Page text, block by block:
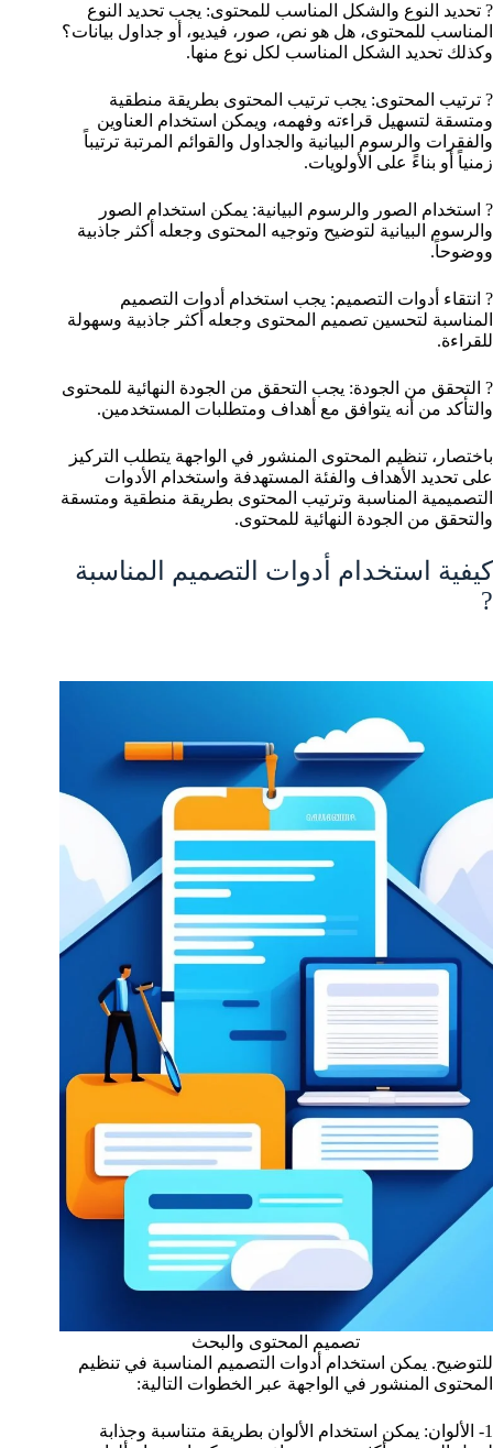
? تحديد النوع والشكل المناسب للمحتوى: يجب تحديد النوع
المناسب للمحتوى، هل هو نص، صور، فيديو، أو جداول بيانات؟
وكذلك تحديد الشكل المناسب لكل نوع منها.
? ترتيب المحتوى: يجب ترتيب المحتوى بطريقة منطقية
ومتسقة لتسهيل قراءته وفهمه، ويمكن استخدام العناوين
والفقرات والرسوم البيانية والجداول والقوائم المرتبة ترتيباً
زمنياً أو بناءً على الأولويات.
? استخدام الصور والرسوم البيانية: يمكن استخدام الصور
والرسوم البيانية لتوضيح وتوجيه المحتوى وجعله أكثر جاذبية
ووضوحاً.
? انتقاء أدوات التصميم: يجب استخدام أدوات التصميم
المناسبة لتحسين تصميم المحتوى وجعله أكثر جاذبية وسهولة
للقراءة.
? التحقق من الجودة: يجب التحقق من الجودة النهائية للمحتوى
والتأكد من أنه يتوافق مع أهداف ومتطلبات المستخدمين.
باختصار، تنظيم المحتوى المنشور في الواجهة يتطلب التركيز
على تحديد الأهداف والفئة المستهدفة واستخدام الأدوات
التصميمية المناسبة وترتيب المحتوى بطريقة منطقية ومتسقة
والتحقق من الجودة النهائية للمحتوى.
كيفية استخدام أدوات التصميم المناسبة
?
تصميم المحتوى والبحث
للتوضيح. يمكن استخدام أدوات التصميم المناسبة في تنظيم
المحتوى المنشور في الواجهة عبر الخطوات التالية:
1- الألوان: يمكن استخدام الألوان بطريقة متناسبة وجذابة